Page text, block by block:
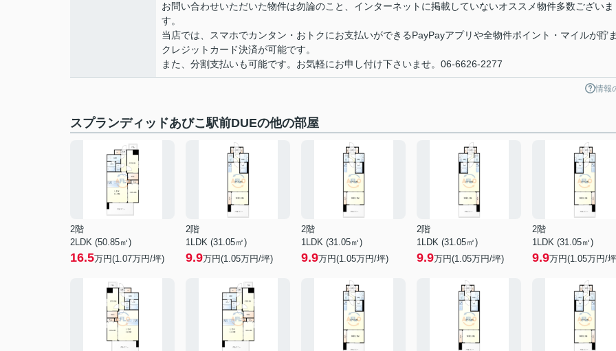
お問い合わせいただいた物件は勿論のこと、インターネットに掲載していないオススメ物件多数ございま
す。
当店では、スマホでカンタン・おトクにお支払いができるPayPayアプリや全物件ポイント・マイルが貯
クレジットカード決済が可能です。
また、分割支払いも可能です。お気軽にお申し付け下さいませ。06-6626-2277
情報
スプランディッドあびこ駅前DUEの他の部屋
2階
2LDK (50.85㎡)
16.5万円(1.07万円/坪)
2階
1LDK (31.05㎡)
9.9万円(1.05万円/坪)
2階
1LDK (31.05㎡)
9.9万円(1.05万円/坪)
2階
1LDK (31.05㎡)
9.9万円(1.05万円/坪)
2階
1LDK (31.05㎡)
9.9万円(1.05万円/